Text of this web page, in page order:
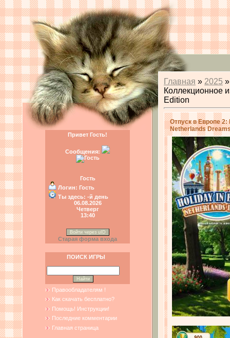
Привет Гость!
Сообщения:
Гость
Логин: Гость
Ты здесь: -й день
06.08.2026
Четверг
13:40
Войти через uID
Старая форма входа
ПОИСК ИГРЫ
Правообладателям !
Как скачать бесплатно?
Помощь! Инструкции!
Последние комментарии
Главная страница
Главная » 2025 »
Коллекционное
Edition
Отпуск в Европе
Netherlands